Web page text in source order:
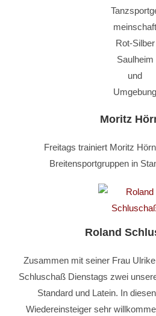
Moritz
Freitags trainiert Moritz
Breitensportgruppen in
Roland
Zusammen mit seiner Frau
Schluschaß Dienstags zwei
Standard und Latein. In
Wiedereinsteiger sehr